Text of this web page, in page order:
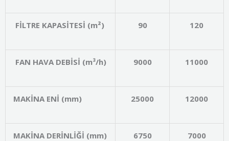
FİLTRE KAPASİTESİ (m²) 90 120
FAN HAVA DEBİSİ (m³/h) 9000 11000
MAKİNA ENİ (mm) 25000 12000
MAKİNA DERİNLİĞİ (mm) 6750 7000